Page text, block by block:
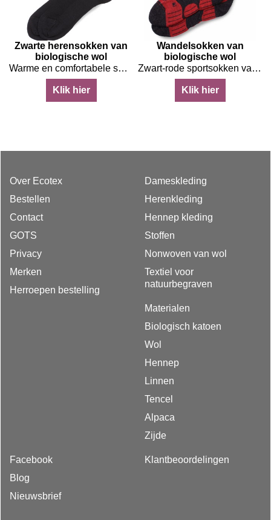
Zwarte herensokken van
biologische wol
Warme en comfortabele sokken van biologische wol
Klik hier
Wandelsokken van
biologische wol
Zwart-rode sportsokken van biologische wol
Klik hier
Over Ecotex
Bestellen
Contact
GOTS
Privacy
Merken
Herroepen bestelling
Dameskleding
Herenkleding
Hennep kleding
Stoffen
Nonwoven van wol
Textiel voor
natuurbegraven
Materialen
Biologisch katoen
Wol
Hennep
Linnen
Tencel
Alpaca
Zijde
Facebook
Blog
Nieuwsbrief
Klantbeoordelingen